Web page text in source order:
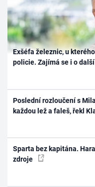
Exšéfa železnic, u
policie. Zajímá se i o
Poslední rozloučení s
každou lež a faleš, řekl
Sparta bez kapitána.
zdroje